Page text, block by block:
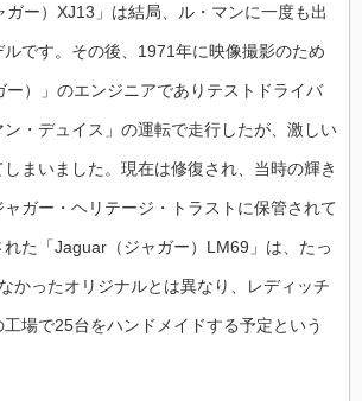
ー）XJ13」は結局、ル・マンに一度も出
です。その後、1971年に映像撮影のため
ー）」のエンジニアでありテストドライバ
・デュイス」の運転で走行したが、激しい
まいました。現在は修復され、当時の輝き
ガー・ヘリテージ・トラストに保管されて
た「Jaguar（ジャガー）LM69」は、たっ
かったオリジナルとは異なり、レディッチ
場で25台をハンドメイドする予定という